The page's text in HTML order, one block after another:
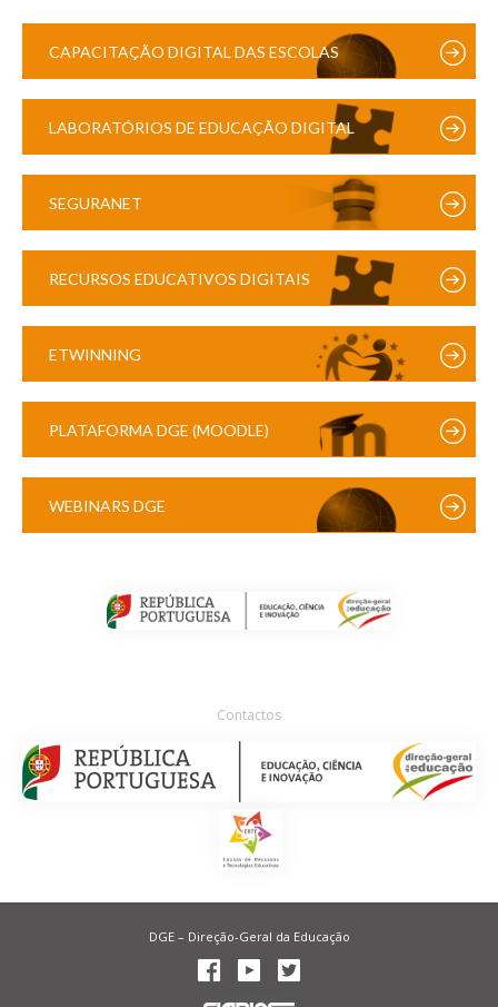
CAPACITAÇÃO DIGITAL DAS ESCOLAS
LABORATÓRIOS DE EDUCAÇÃO DIGITAL
SEGURANET
RECURSOS EDUCATIVOS DIGITAIS
ETWINNING
PLATAFORMA DGE (MOODLE)
WEBINARS DGE
Contactos
DGE – Direção-Geral da Educação